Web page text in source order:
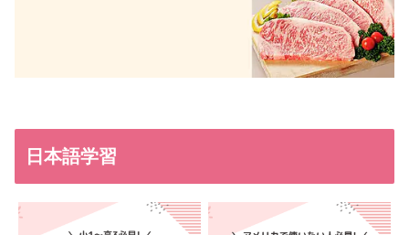
日本語学習